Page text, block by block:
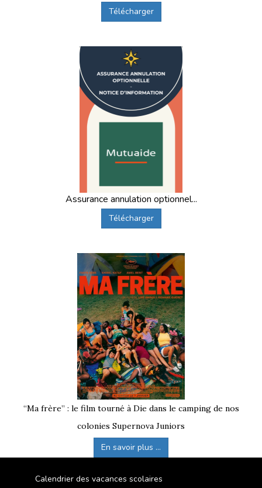
Télécharger
Assurance annulation optionnel...
Télécharger
“Ma frère” : le film tourné à Die dans le camping de nos
colonies Supernova Juniors
En savoir plus ...
Calendrier des vacances scolaires